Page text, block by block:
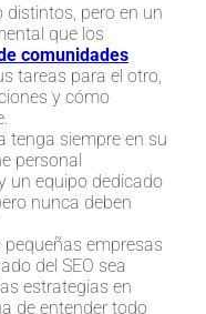
distintos, pero en un
que los
comunidades
tareas para el otro,
y cómo
tenga siempre en su
personal
un equipo dedicado
nunca deben
pequeñas empresas
del SEO sea
estrategias en
de entender todo